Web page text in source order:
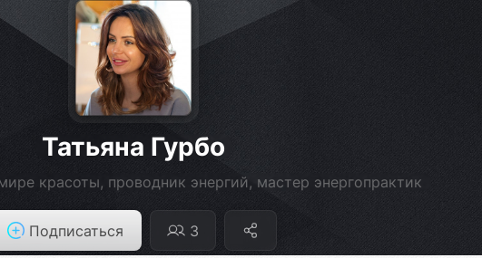
Татьяна Гурбо
красоты, проводник энергий, мастер энергопрактик
Подписаться 3